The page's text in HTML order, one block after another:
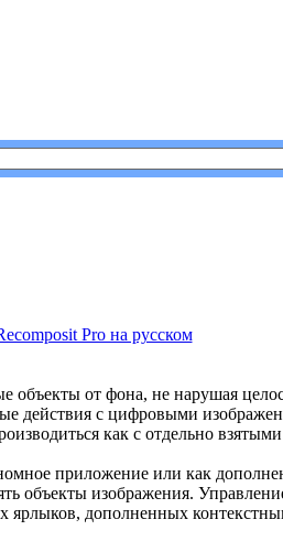
объекты от фона, не нарушая
действия с цифровыми
как с отдельно
приложение или как
объекты изображения.
ярлыков, дополненных